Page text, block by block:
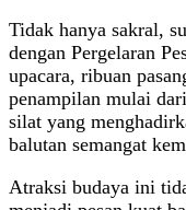
Tidak hanya sakral,
dengan Pergelaran
upacara, ribuan
penampilan mulai
silat yang
balutan semangat
Atraksi budaya ini